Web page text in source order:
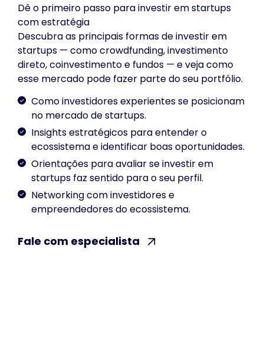
Dê o primeiro passo para investir em startups
com estratégia
Descubra as principais formas de investir em
startups — como crowdfunding, investimento
direto, coinvestimento e fundos — e veja como
esse mercado pode fazer parte do seu portfólio.
Como investidores experientes se posicionam
no mercado de startups.
Insights estratégicos para entender o
ecossistema e identificar boas oportunidades.
Orientações para avaliar se investir em
startups faz sentido para o seu perfil.
Networking com investidores e
empreendedores do ecossistema.
Fale com especialista